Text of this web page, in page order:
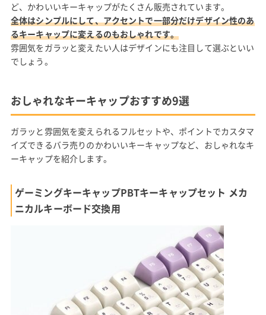
ど、かわいいキーキャップがたくさん販売されています。
全体はシンプルにして、アクセントで一部分だけデザイン性のあ
るキーキャップに変えるのもおしゃれです。
雰囲気をガラッと変えたい人はデザインにも注目して選ぶといい
でしょう。
おしゃれなキーキャップおすすめ9選
ガラッと雰囲気を変えられるフルセットや、ポイントでカスタマ
イズできるバラ売りのかわいいキーキャップなど、おしゃれなキ
ーキャップを紹介します。
ゲーミングキーキャップPBTキーキャップセット メカ
ニカルキーボード交換用